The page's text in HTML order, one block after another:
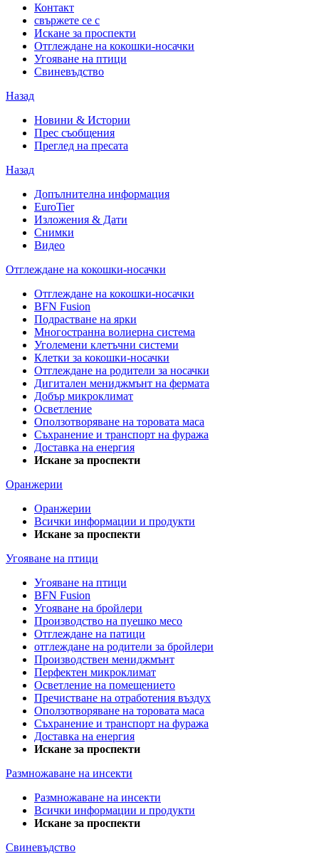
Контакт
свържете се с
Искане за проспекти
Отглеждане на кокошки-носачки
Угояване на птици
Свиневъдство
Назад
Новини & Истории
Прес съобщения
Преглед на пресата
Назад
Допълнителна информация
EuroTier
Изложения & Дати
Снимки
Видео
Отглеждане на кокошки-носачки
Отглеждане на кокошки-носачки
BFN Fusion
Подрастване на ярки
Многостранна волиерна система
Уголемени клетъчни системи
Клетки за кокошки-носачки
Отглеждане на родители за носачки
Дигитален мениджмънт на фермата
Добър микроклимат
Осветление
Оползотворяване на торовата маса
Съхранение и транспорт на фуража
Доставка на енергия
Искане за проспекти
Оранжерии
Оранжерии
Всички информации и продукти
Искане за проспекти
Угояване на птици
Угояване на птици
BFN Fusion
Угояване на бройлери
Производство на пуешко месо
Отглеждане на патици
отглеждане на родители за бройлери
Производствен мениджмънт
Перфектен микроклимат
Осветление на помещението
Пречистване на отработения въздух
Оползотворяване на торовата маса
Съхранение и транспорт на фуража
Доставка на енергия
Искане за проспекти
Размножаване на инсекти
Размножаване на инсекти
Всички информации и продукти
Искане за проспекти
Свиневъдство